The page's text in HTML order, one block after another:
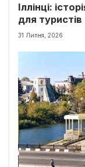
Іллінці:
для туристів
31 Липня, 2026